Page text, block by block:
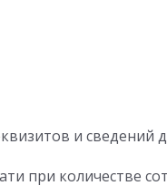
и сведений
при количестве